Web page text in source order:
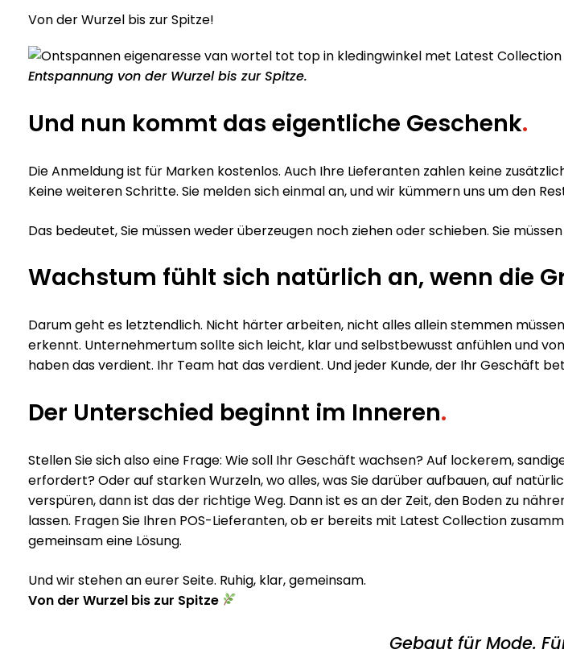
Von der Wurzel bis zur Spitze!
Entspannung von der Wurzel bis zur Spitze.
Und nun kommt das eigentliche Geschenk.
Die Anmeldung ist für Marken kostenlos. Auch Ihre Lieferanten zahlen keine
Keine weiteren Schritte. Sie melden sich einmal an, und wir kümmern uns um den
Das bedeutet, Sie müssen weder überzeugen noch ziehen oder schieben. Sie
Wachstum fühlt sich natürlich an, wenn die
Darum geht es letztendlich. Nicht härter arbeiten, nicht alles allein stemmen
erkennt. Unternehmertum sollte sich leicht, klar und selbstbewusst anfühlen und
haben das verdient. Ihr Team hat das verdient. Und jeder Kunde, der Ihr Geschäft
Der Unterschied beginnt im Inneren.
Stellen Sie sich also eine Frage: Wie soll Ihr Geschäft wachsen? Auf lockerem,
erfordert? Oder auf starken Wurzeln, wo alles, was Sie darüber aufbauen, auf
verspüren, dann ist das der richtige Weg. Dann ist es an der Zeit, den Boden zu
lassen. Fragen Sie Ihren POS-Lieferanten, ob er bereits mit Latest Collection
gemeinsam eine Lösung.
Und wir stehen an eurer Seite. Ruhig, klar, gemeinsam.
Von der Wurzel bis zur Spitze
Gebaut für Mode.